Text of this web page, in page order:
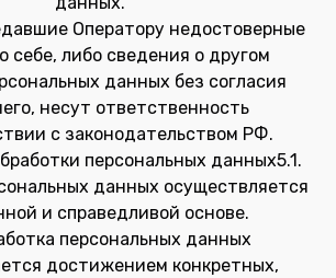
Оператору недостоверные
себе, либо сведения о другом
данных без согласия
несут ответственность
с законодательством РФ.
персональных данных5.1.
данных осуществляется
и справедливой основе.
персональных данных
достижением конкретных,